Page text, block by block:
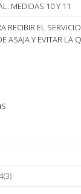
MEDIDAS 10 Y 11
RECIBIR EL
ASAJA Y EVITAR LA
(3)